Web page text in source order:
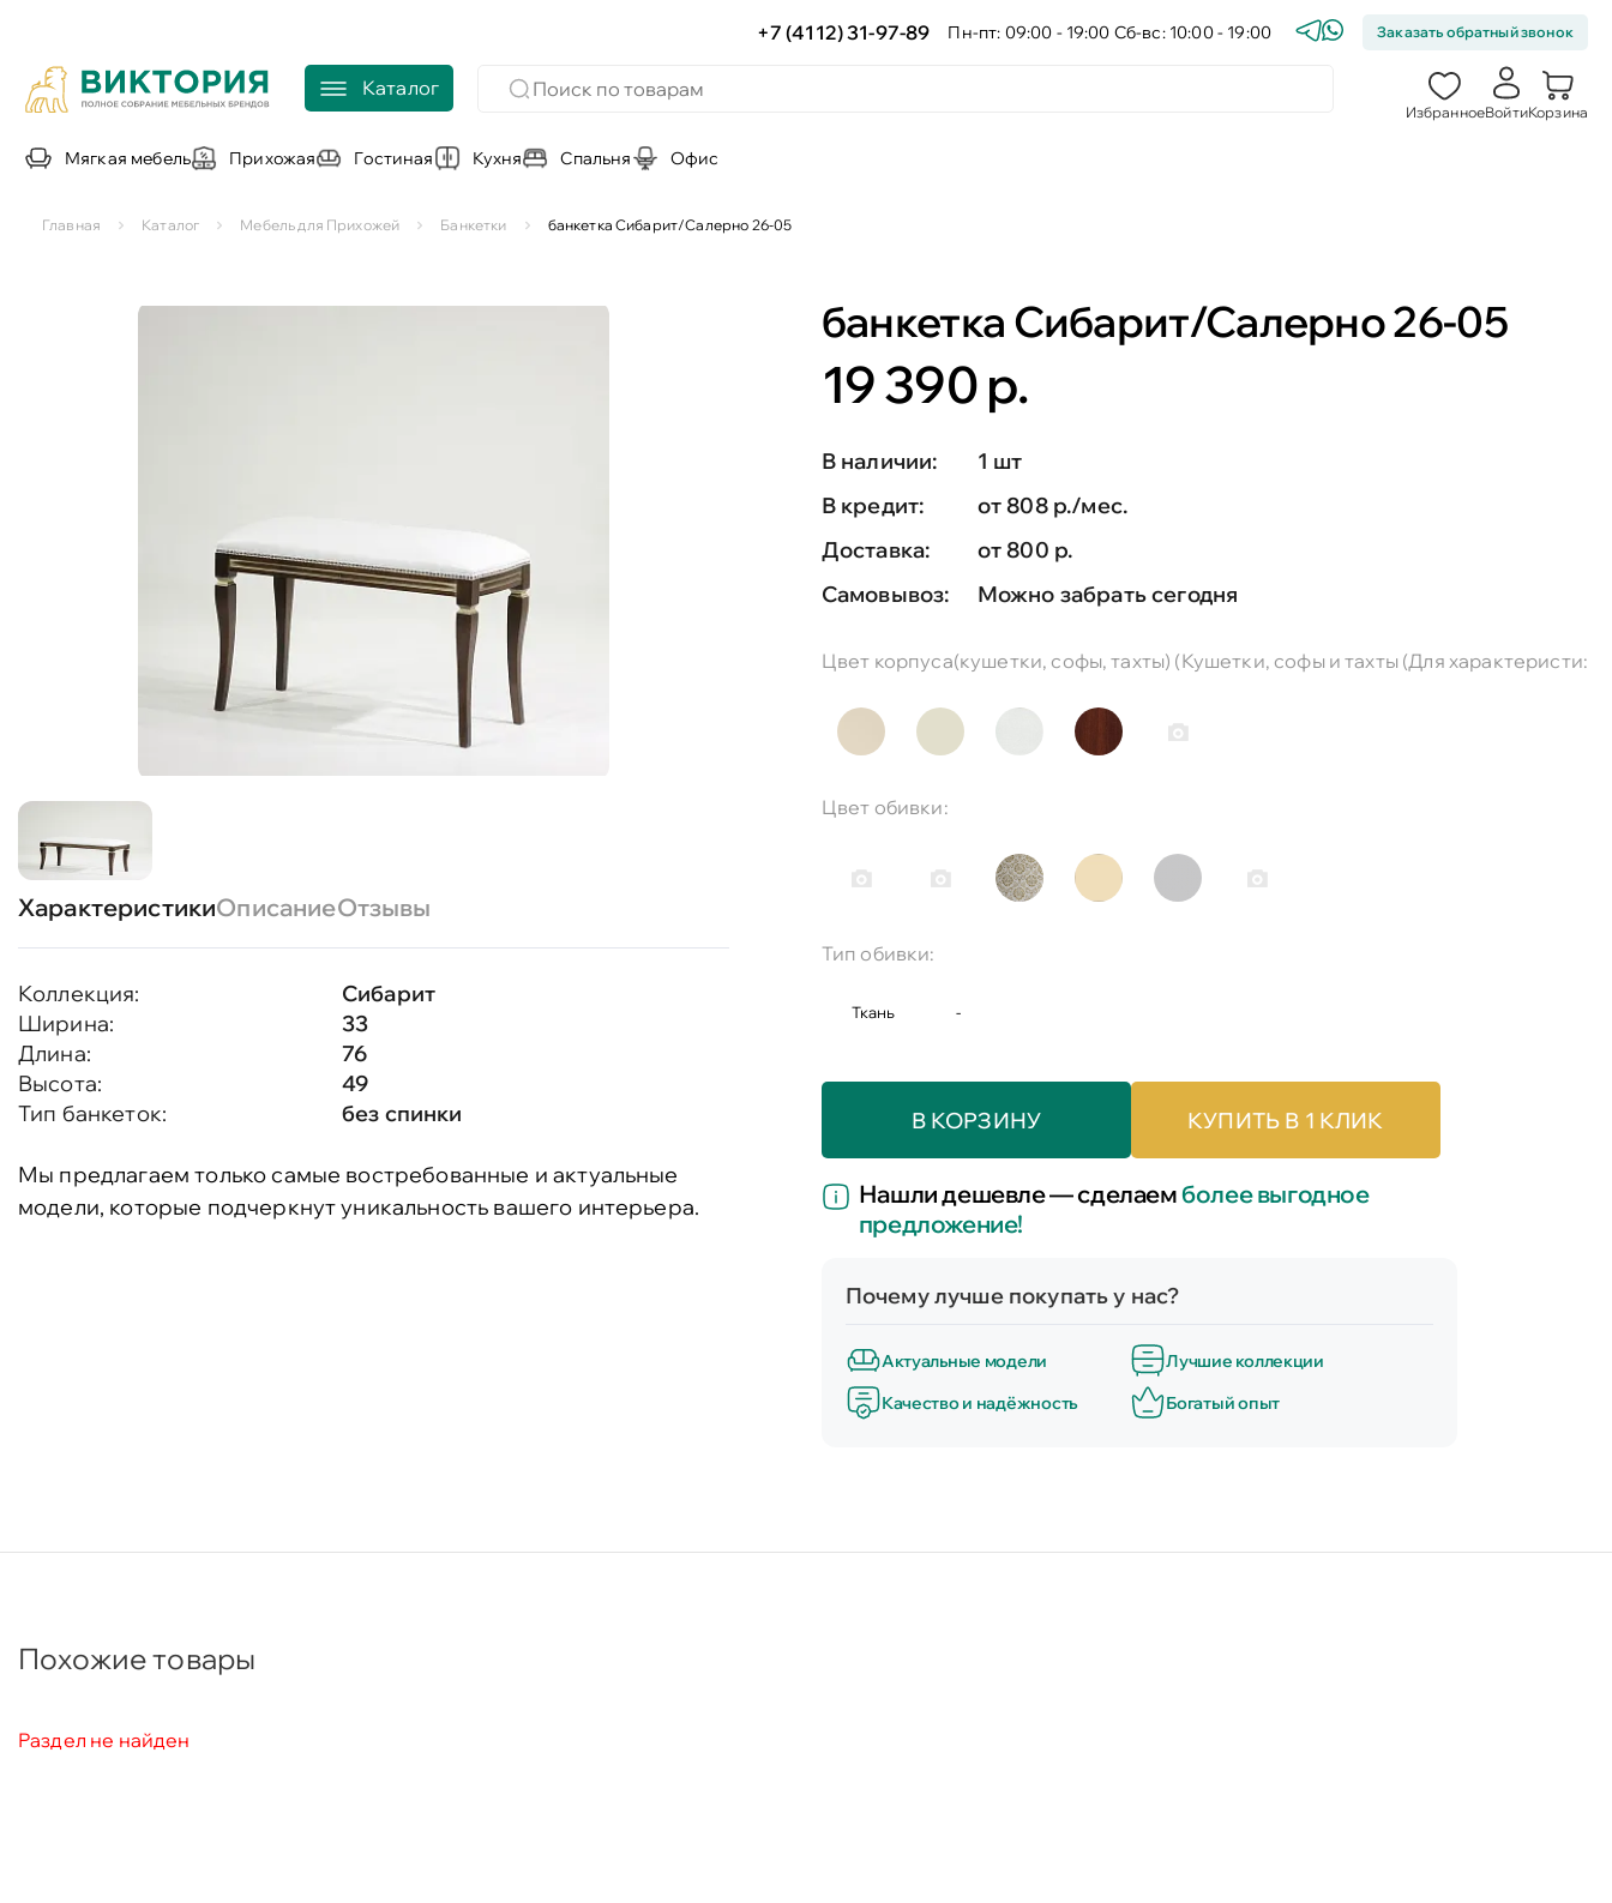
+7 (4112) 31-97-89 Пн-пт: 09:00 - 19:00 Сб-вс: 10:00 - 19:00 Заказать обратный звонок
Каталог
ИзбранноеВойтиКорзина
Мягкая мебель Прихожая Гостиная Кухня Спальня Офис
Главная Каталог Мебель для Прихожей Банкетки банкетка Сибарит/Салерно 26-05
ХарактеристикиОписаниеОтзывы
Коллекция:
Сибарит
Ширина:
33
Длина:
76
Высота:
49
Тип банкеток:
без спинки
Мы предлагаем только самые востребованные и актуальные
модели, которые подчеркнут уникальность вашего интерьера.
банкетка Сибарит/Салерно 26-05
19 390 р.
В наличии:
1 шт
В кредит:
от 808 р./мес.
Доставка:
от 800 р.
Самовывоз:
Можно забрать сегодня
Цвет корпуса(кушетки, софы, тахты) (Кушетки, софы и тахты (Для характеристи:
Цвет обивки:
Тип обивки:
Ткань -
В КОРЗИНУ КУПИТЬ В 1 КЛИК
Нашли дешевле — сделаемболее выгодное
предложение!
Почему лучше покупать у нас?
Актуальные модели
Лучшие коллекции
Качество и надёжность
Богатый опыт
Похожие товары
Раздел не найден